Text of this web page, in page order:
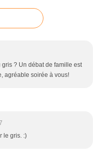
? Un débat de famille est
agréable soirée à vous!
le gris. :)